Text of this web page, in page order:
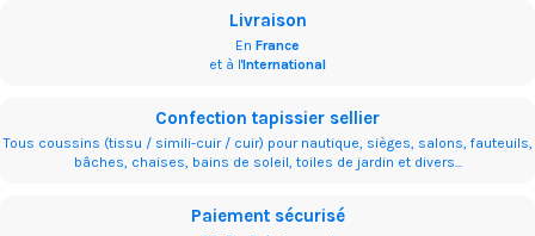
Livraison
En France
et à l'International
Confection tapissier sellier
Tous coussins (tissu / simili-cuir / cuir) pour nautique, sièges, salons, fauteuils,
bâches, chaises, bains de soleil, toiles de jardin et divers...
Paiement sécurisé